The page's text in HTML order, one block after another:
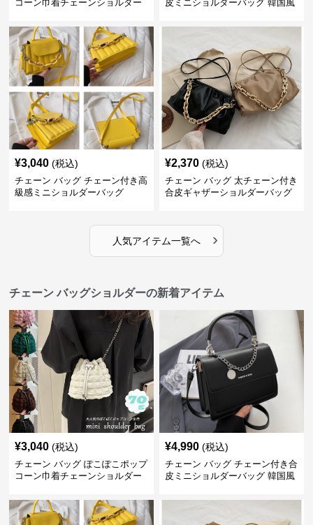
コーン巾着チェーンショルダー
皮ミニショルダーバッグ 韓国風
¥3,040 (税込)
チェーン バッグ チェーン付き高
級感ミニショルダーバッグ
¥2,370 (税込)
チェーン バッグ 太チェーン付き
合皮ギャザーショルダーバッグ
人気アイテム一覧へ ›
チェーン バッグショルダーの新着アイテム
¥3,040 (税込)
チェーン バッグ ぽこぽこポップ
コーン巾着チェーンショルダー
¥4,990 (税込)
チェーン バッグ チェーン付き合
皮ミニショルダーバッグ 韓国風